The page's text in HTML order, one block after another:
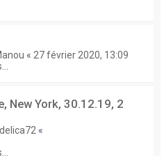
« 27 février 2020, 13:09
New York, 30.12.19, 2
«